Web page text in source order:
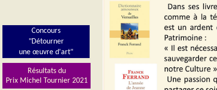
Concours
"Détourner
une œuvre d'art"
Résultats du
Prix Michel Tournier 2021